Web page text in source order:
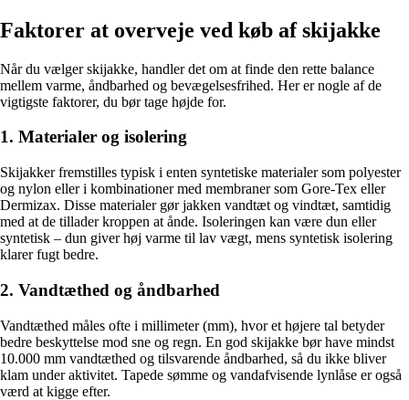
Faktorer at overveje ved køb af skijakke
Når du vælger skijakke, handler det om at finde den rette balance
mellem varme, åndbarhed og bevægelsesfrihed. Her er nogle af de
vigtigste faktorer, du bør tage højde for.
1. Materialer og isolering
Skijakker fremstilles typisk i enten syntetiske materialer som polyester
og nylon eller i kombinationer med membraner som Gore-Tex eller
Dermizax. Disse materialer gør jakken vandtæt og vindtæt, samtidig
med at de tillader kroppen at ånde. Isoleringen kan være dun eller
syntetisk – dun giver høj varme til lav vægt, mens syntetisk isolering
klarer fugt bedre.
2. Vandtæthed og åndbarhed
Vandtæthed måles ofte i millimeter (mm), hvor et højere tal betyder
bedre beskyttelse mod sne og regn. En god skijakke bør have mindst
10.000 mm vandtæthed og tilsvarende åndbarhed, så du ikke bliver
klam under aktivitet. Tapede sømme og vandafvisende lynlåse er også
værd at kigge efter.